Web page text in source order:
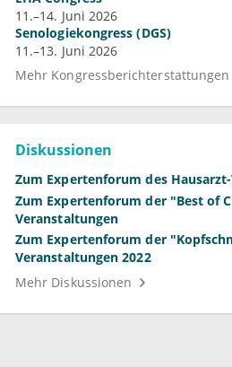
11.–14. Juni 2026
Senologiekongress (DGS)
11.–13. Juni 2026
Mehr Kongressberichterstattungen
Diskussionen
Zum Expertenforum des Hausarzt-
Zum Expertenforum der "Best of
Veranstaltungen
Zum Expertenforum der
Veranstaltungen 2022
Mehr Diskussionen